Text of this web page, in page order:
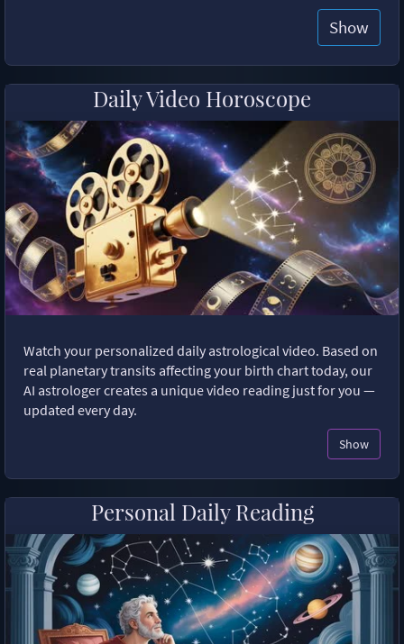
Show
Daily Video Horoscope
Watch your personalized daily astrological video. Based on
real planetary transits affecting your birth chart today, our
AI astrologer creates a unique video reading just for you —
updated every day.
Show
Personal Daily Reading